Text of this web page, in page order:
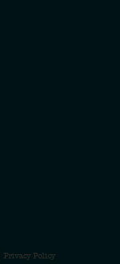
Privacy Policy